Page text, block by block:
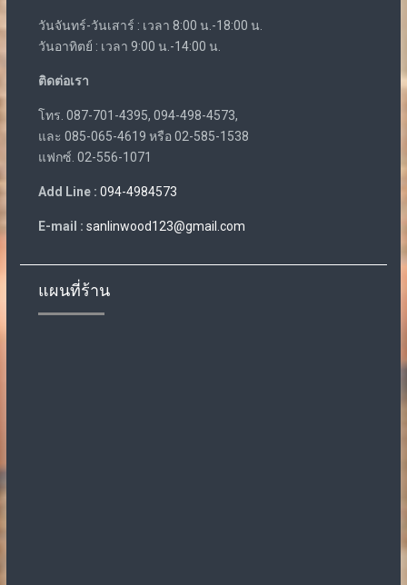
วันจันทร์-วันเสาร์ : เวลา 8:00 น.-18:00 น.
วันอาทิตย์ : เวลา 9:00 น.-14:00 น.
ติดต่อเรา
โทร. 087-701-4395, 094-498-4573,
และ 085-065-4619 หรือ 02-585-1538
แฟกซ์. 02-556-1071
Add Line : 094-4984573
E-mail : sanlinwood123@gmail.com
แผนที่ร้าน